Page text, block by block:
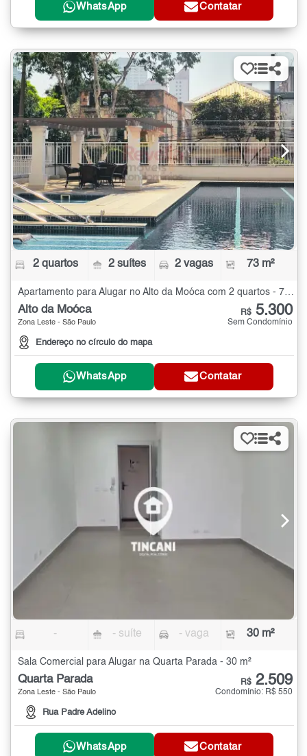
WhatsApp Contatar
2 quartos 2 suítes 2 vagas 73 m²
Alto da Moóca
Zona Leste - São Paulo
Endereço no círculo do mapa
R$ 5.300
Sem Condomínio
WhatsApp Contatar
- - suíte - vaga 30 m²
Sala Comercial para Alugar na Quarta Parada - 30 m²
Quarta Parada
Zona Leste - São Paulo
Rua Padre Adelino
R$ 2.509
Condomínio: R$ 550
WhatsApp Contatar